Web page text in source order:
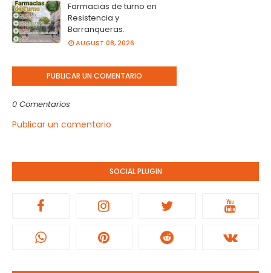
Farmacias de turno en
Resistencia y
Barranqueras.
AUGUST 08, 2026
PUBLICAR UN COMENTARIO
0 Comentarios
Publicar un comentario
SOCIAL PLUGIN